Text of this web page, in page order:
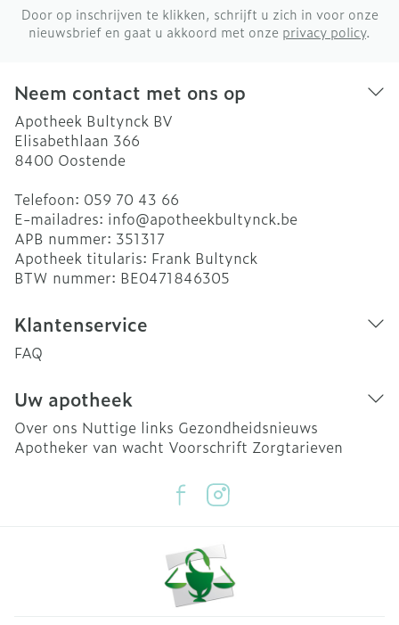
Door op inschrijven te klikken, schrijft u zich in voor onze
nieuwsbrief en gaat u akkoord met onze privacy policy.
Neem contact met ons op
Apotheek Bultynck BV
Elisabethlaan 366
8400 Oostende
Telefoon: 059 70 43 66
E-mailadres: info@apotheekbultynck.be
APB nummer: 351317
Apotheek titularis: Frank Bultynck
BTW nummer: BE0471846305
Klantenservice
FAQ
Uw apotheek
Over ons Nuttige links Gezondheidsnieuws
Apotheker van wacht Voorschrift Zorgtarieven